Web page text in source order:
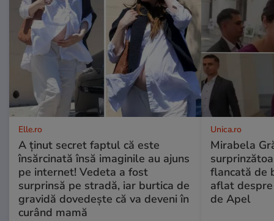
Elle.ro
A ținut secret faptul că este
însărcinată însă imaginile au ajuns
pe internet! Vedeta a fost
surprinsă pe stradă, iar burtica de
gravidă dovedește că va deveni în
curând mamă
Unica.ro
Mirabela
flancată de
aflat
de Apel